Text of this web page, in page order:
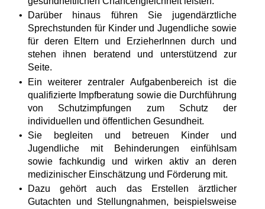
Darüber hinaus führen Sie jugendärztliche
Sprechstunden für Kinder und Jugendliche sowie
für deren Eltern und ErzieherInnen durch und
stehen ihnen beratend und unterstützend zur
Seite.
Ein weiterer zentraler Aufgabenbereich ist die
qualifizierte Impfberatung sowie die Durchführung
von Schutzimpfungen zum Schutz der
individuellen und öffentlichen Gesundheit.
Sie begleiten und betreuen Kinder und
Jugendliche mit Behinderungen einfühlsam
sowie fachkundig und wirken aktiv an deren
medizinischer Einschätzung und Förderung mit.
Dazu gehört auch das Erstellen ärztlicher
Gutachten und Stellungnahmen, beispielsweise